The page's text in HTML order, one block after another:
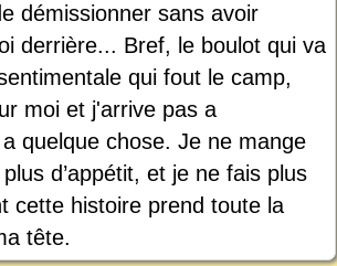
démissionner sans avoir
derrière... Bref, le boulot qui va
qui fout le camp,
moi et j'arrive pas a
quelque chose. Je ne mange
d’appétit, et je ne fais plus
cette histoire prend toute la
tête.